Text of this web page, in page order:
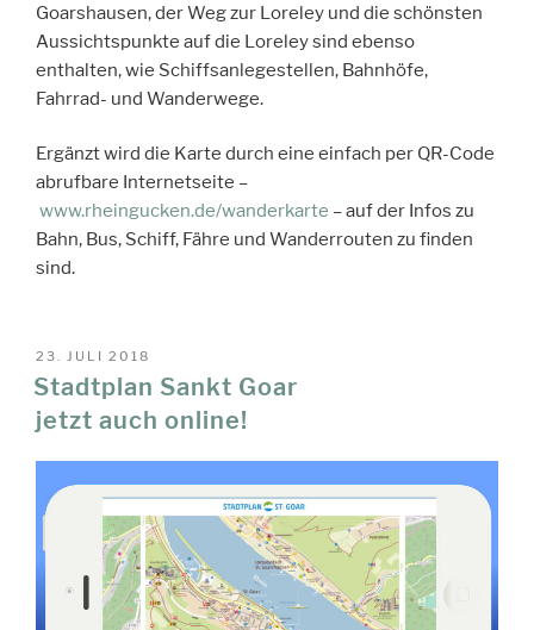
Goarshausen, der Weg zur Loreley und die schönsten
Aussichtspunkte auf die Loreley sind ebenso
enthalten, wie Schiffsanlegestellen, Bahnhöfe,
Fahrrad- und Wanderwege.
Ergänzt wird die Karte durch eine einfach per QR-Code
abrufbare Internetseite –
www.rheingucken.de/wanderkarte – auf der Infos zu
Bahn, Bus, Schiff, Fähre und Wanderrouten zu finden
sind.
VERÖFFENTLICHT
AM
23. JULI 2018
Stadtplan Sankt Goar
jetzt auch online!